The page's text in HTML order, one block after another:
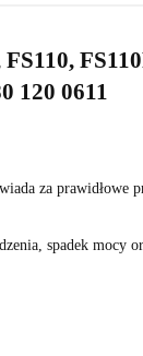
120 0611
za prawidłowe
spadek mocy